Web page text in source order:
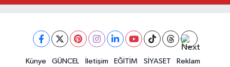
12:31 |Kahramanmaraş Ağustos Fuarı'nda Funda Arar
Kahramanmaraş'ta Madrigal Coşkusu! Fuar
Kahramanmaraş'ta Said Bey Sitesi Davasında 3
19:49 |Mersin'de Tatil Kabusu! Kahramanmaraşlı
Künye GÜNCEL İletişim EĞİTİM SİYASET
Reklam